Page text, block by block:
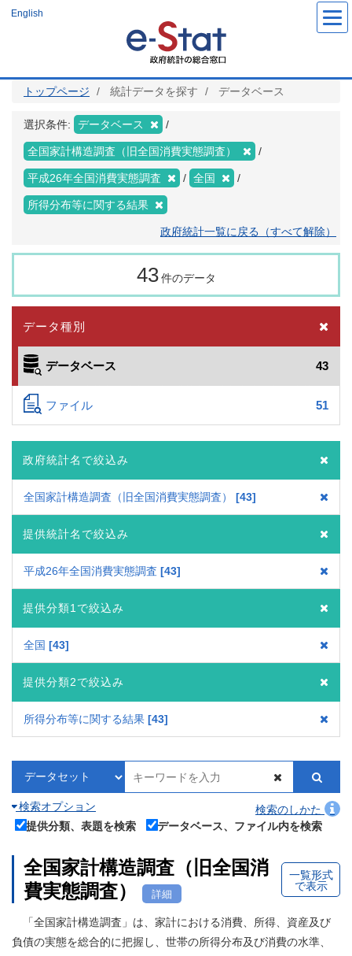
ツ
English
トップページ 統計データを探す データベース
選択条件: データベース
全国家計構造調査（旧全国消費実態調査）
平成26年全国消費実態調査 全国
所得分布等に関する結果
政府統計一覧に戻る（すべて解除）
43 件のデータ
データ種別
データベース 43
ファイル 51
政府統計名で絞込み
全国家計構造調査（旧全国消費実態調査） 43
提供統計名で絞込み
平成26年全国消費実態調査 43
提供分類1で絞込み
全国 43
提供分類2で絞込み
所得分布等に関する結果 43
検索オプション
検索のしかた
提供分類、表題を検索
データベース、ファイル内を検索
全国家計構造調査（旧全国消
費実態調査）
詳細
一覧形式
で表示
「全国家計構造調査」は、家計における消費、所得、資産及び
負債の実態を総合的に把握し、世帯の所得分布及び消費の水準、